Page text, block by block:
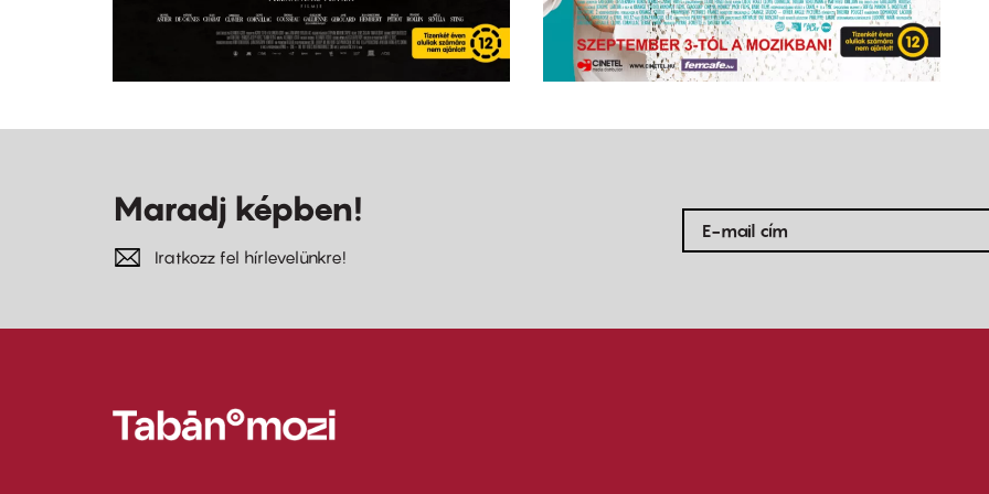
Maradj képben!
Iratkozz fel hírlevelünkre!